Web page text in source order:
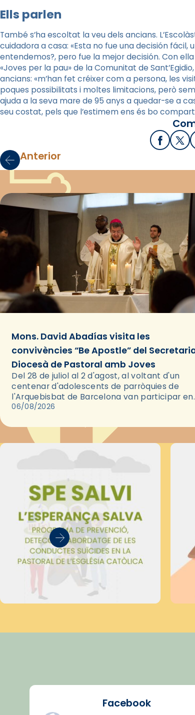
Ells parlen
També s’ha escoltat la veu dels ancians.
cuidadora a casa: «Esta no fue una decisión fácil,
entendemos?, pero fue la mejor decisión. Con
«Joves per la pau» de la Comunitat de
ancians: «m’han fet créixer com a persona, les
poques possibilitats i moltes limitacions, però
ajuda a la seva mare de 95 anys a quedar-se a
seu costat, pels que l’estimem ens és bo
X /
Anterior
Mons. David Abadías visita les
convivències “Be Apostle” del
Diocesà de Pastoral amb Joves
Del 28 de juliol al 2 d'agost, al voltant d'un
centenar d'adolescents de parròquies de
l'Arquebisbat de Barcelona van participar en
les convivències Be Apostle, organitzades pel
06/08/2026
Facebook